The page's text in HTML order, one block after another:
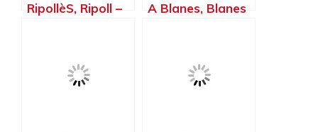
RipollèS, Ripoll –
A Blanes, Blanes